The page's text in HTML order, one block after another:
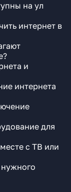
на ул
интернет в
и
интернета
для
с ТВ или